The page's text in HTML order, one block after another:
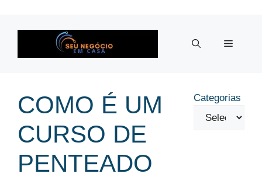
o
conteúdo
Menu
COMO É UM
CURSO DE
PENTEADO
Categorias